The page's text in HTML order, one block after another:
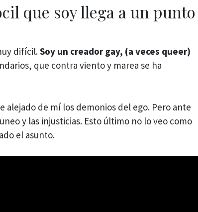
que soy llega a un punto
difícil.Soy un creador gay, (a veces queer)
que contra viento y marea se ha
alejado de mí los demonios del ego. Pero ante
y las injusticias. Esto último no lo veo como
el asunto.